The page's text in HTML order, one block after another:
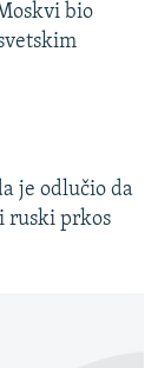
bio
je odlučio da
ruski prkos